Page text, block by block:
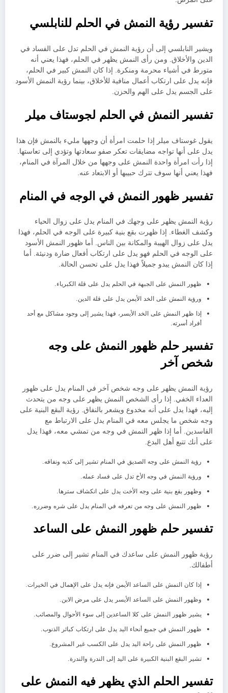
تفسير رؤية النمش في الحلم للنابلسي
ويشير النابلسي إلى أن رؤية النمش في الحلم تدل على الفساد في
الدين والأخلاق. ومن رأى النمش يظهر في الحلم، فهذا يعني أنه
متورط في أشياء محرمة ومنكرة. إذا كان النمش كبير في الحلم،
فإنه يدل على ارتكاب أعمال منافية للأخلاق، بينما رؤية النمش الأسود
على الجسم يدل على الهم والحزن.
تفسير النمش في الحلم لجوستاف ميلر
يقول غوستاف ميلر إذا حلمت امرأة أن وجهها مليء بالنمش فإن هذا
يدل على أنها تواجه مضايقات تعكر صفو سعادتها وتؤدي إلى تعاستها.
إذا رأت امرأة واحدة النمش على وجهها من خلال المرآة في المنام،
فهذا يعني أنها سوف تترك حبيبها أو الابتعاد عنه.
تفسير ظهور النمش في الوجه في المنام
رؤية النمش يظهر على وجهك في المنام يدل على زوال الحياء
وكشف الغطاء. إذا ظهرت بقع بنية كبيرة على الوجه في الحلم، فهذا
يدل على زوال الهيبة والمكانة بين الناس. أما ظهور النمش الأسود
على الوجه في الحلم فهو يدل على ارتكاب أفعال ضارة ودنيئة. أما
إذا كان النمش يبدو جميلاً فهذا يدل على تحسن الحالة.
ظهور النمش على الجبهة في الحلم يدل على قلة الكبرياء.
ورؤية النمش على الخد الأيمن يدل على قلة الدين.
إذا ظهر النمش على الخد الأيسر، فهذا يشير إلى وجود مشاكل مع أحد
أفراد أسرته.
تفسير حلم ظهور النمش على وجه
شخص آخر
رؤية النمش يظهر على وجه شخص آخر في المنام يدل على ظهور
العداء الخفي. إذا رأى الشخص النمش يظهر على وجه من يتحدث
إليه، فهذا يدل على أنه مخدوع ويشعر بالنفاق. رؤية البقع البنية على
وجه شخص ما يجلس معه في المنام يدل على الارتباط مع
الفاسدين. أما إذا ظهر النمش في وجه من تمشي معه، فهذا يدل
على أنك تتبع أهل البدع.
رؤية النمش على وجه الصديق في المنام تشير إلى كذبه ونفاقه.
ورؤية النمش في وجه الأخ تدل على فساد عمله.
وظهور بقع بنية على وجه الأخت يدل على انكشاف سترها.
ظهور النمش على وجه من تعرفه في المنام يدل على شره وضرره.
تفسير حلم ظهور النمش على الساعد
رؤية ظهور النمش على ساعدك في المنام تشير إلى ضرر على
أطفالك.
إذا كان النمش على الساعد الأيمن فإنه يدل على الإهمال في الخيرات.
وظهور النمش على الساعد الأيسر يدل على مرض الابن.
يشير ظهور النمش على كلا الساعدين إلى سوء الأحوال والمصائب.
ظهور النمش في جميع أنحاء اليد يدل على ارتكاب كبائر الذنوب.
ظهور النمش على راحة اليد يدل على الكسب غير المشروع.
تشير البقع البنية الكبيرة على اليد إلى الندرة والندرة.
تفسير الحلم الذي يظهر فيه النمش على